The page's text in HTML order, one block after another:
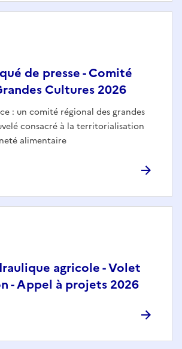
de presse - Comité
Cultures 2026
: un comité régional des grandes
consacré à la territorialisation
alimentaire
agricole - Volet
- Appel à projets 2026